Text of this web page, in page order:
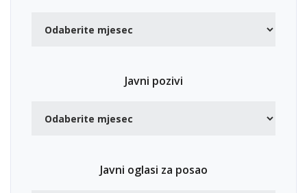
Javni pozivi
Javni oglasi za posao